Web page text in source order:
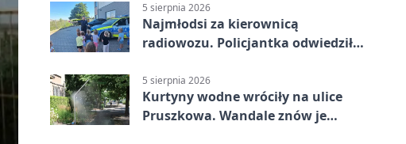
5 sierpnia 2026
Najmłodsi za kierownicą
radiowozu. Policjantka odwiedziła
5 sierpnia 2026
Kurtyny wodne wróciły na ulice
Pruszkowa. Wandale znów je